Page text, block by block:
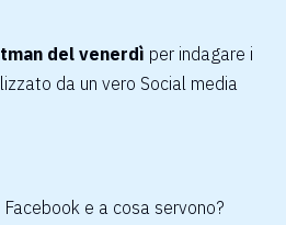
del venerdì per indagare i
da un vero Social media
e a cosa servono?